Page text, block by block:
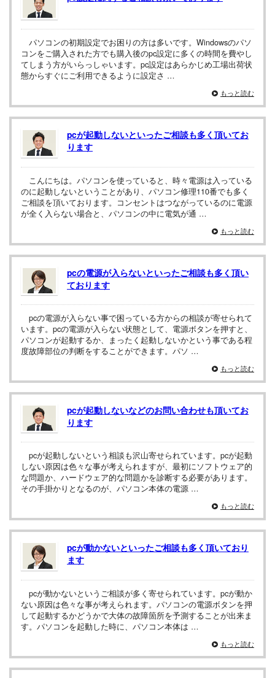
パソコンの初期設定でお困りの方は多いです。Windowsのパソ
コンをご購入された方でも購入後のpc設定に多くの時間を費やし
てしまう方がいらっしゃいます。pc設定はあらかじめ工場出荷状
態からすぐにご利用できるように設定さ …
もっと読む
pcが起動しないといったご相談も多く頂いてお
ります
こんにちは。パソコンを使っていると、時々電源は入っている
のに起動しないということがあり、パソコン修理110番でも多く
ご相談を頂いております。コンセントはつながっているのに電源
が全く入らない場合と、パソコンの中に電気が通 …
もっと読む
pcの電源が入らないといったご相談も多く頂い
ております
pcの電源が入らない事で困っている方からの相談が寄せられて
います。pcの電源が入らない状態として、電源ボタンを押すと、
パソコンが起動するか、まったく起動しないかという事である程
度故障部位の判断をすることができます。パソ …
もっと読む
pcが起動しないなどのお問い合わせも頂いてお
ります
pcが起動しないという相談も沢山寄せられています。pcが起動
しない原因は色々な事が考えられますが、最初にソフトウェア的
な問題か、ハードウェア的な問題かを診断する必要があります。
その手掛かりとなるのが、パソコン本体の電源 …
もっと読む
pcが動かないといったご相談も多く頂いており
ます
pcが動かないというご相談が多く寄せられています。pcが動か
ない原因は色々な事が考えられます。パソコンの電源ボタンを押
して起動するかどうかで大体の故障箇所を予測することが出来ま
す。パソコンを起動した時に、パソコン本体は …
もっと読む